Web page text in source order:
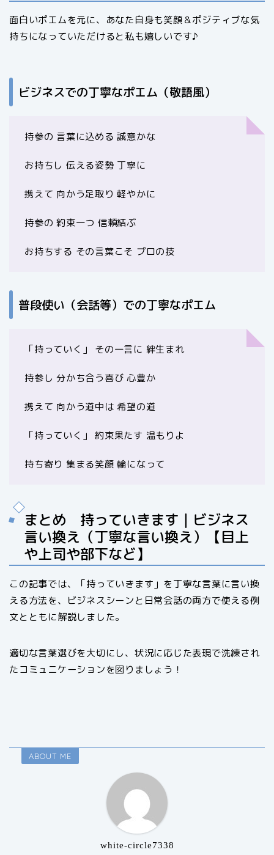
面白いポエムを元に、あなた自身も笑顔＆ポジティブな気
持ちになっていただけると私も嬉しいです♪
ビジネスでの丁寧なポエム（敬語風）
持参の 言葉に込める 誠意かな
お持ちし 伝える姿勢 丁寧に
携えて 向かう足取り 軽やかに
持参の 約束一つ 信頼結ぶ
お持ちする その言葉こそ プロの技
普段使い（会話等）での丁寧なポエム
「持っていく」 その一言に 絆生まれ
持参し 分かち合う喜び 心豊か
携えて 向かう道中は 希望の道
「持っていく」 約束果たす 温もりよ
持ち寄り 集まる笑顔 輪になって
まとめ 持っていきます｜ビジネス
言い換え（丁寧な言い換え）【目上
や上司や部下など】
この記事では、「持っていきます」を丁寧な言葉に言い換
える方法を、ビジネスシーンと日常会話の両方で使える例
文とともに解説しました。
適切な言葉選びを大切にし、状況に応じた表現で洗練され
たコミュニケーションを図りましょう！
ABOUT ME
white-circle7338